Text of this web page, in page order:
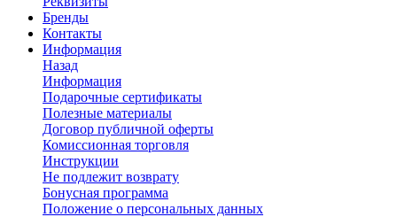
Бренды
Контакты
Информация
Назад
Информация
Подарочные сертификаты
Полезные материалы
Договор публичной оферты
Комиссионная торговля
Инструкции
Не подлежит возврату
Бонусная программа
Положение о персональных данных